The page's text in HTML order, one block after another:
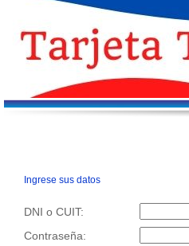
Ingrese sus datos
DNI o CUIT:
Contraseña: